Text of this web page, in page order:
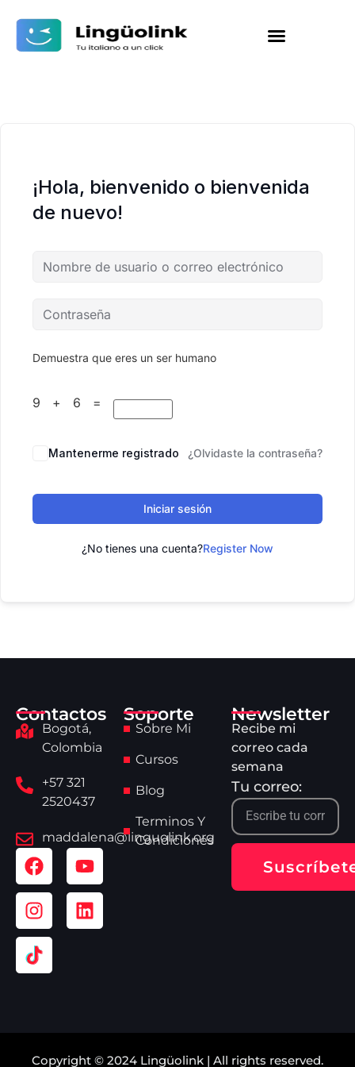
¡Hola, bienvenido o bienvenida
de nuevo!
Demuestra que eres un ser humano
9 + 6 =
Mantenerme registrado ¿Olvidaste la contraseña?
Iniciar sesión
¿No tienes una cuenta?Register Now
Contactos
Bogotá,
Colombia
+57 321
2520437
maddalena@linguolink.org
Soporte
Sobre Mi
Cursos
Blog
Terminos Y
Condiciones
Newsletter
Recibe mi
correo cada
semana
Tu correo:
Copyright © 2024 Lingüolink | All rights reserved.